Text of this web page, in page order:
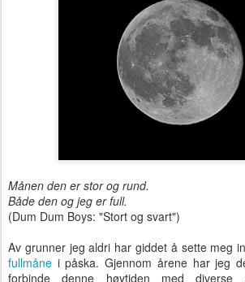
Månen den er stor og rund.
Både den og jeg er full.
(Dum Dum Boys: "Stort og svart")
Av grunner jeg aldri har giddet å sette meg
fullmåne i påska. Gjennom årene har jeg
forbinde denne høytiden med diverse